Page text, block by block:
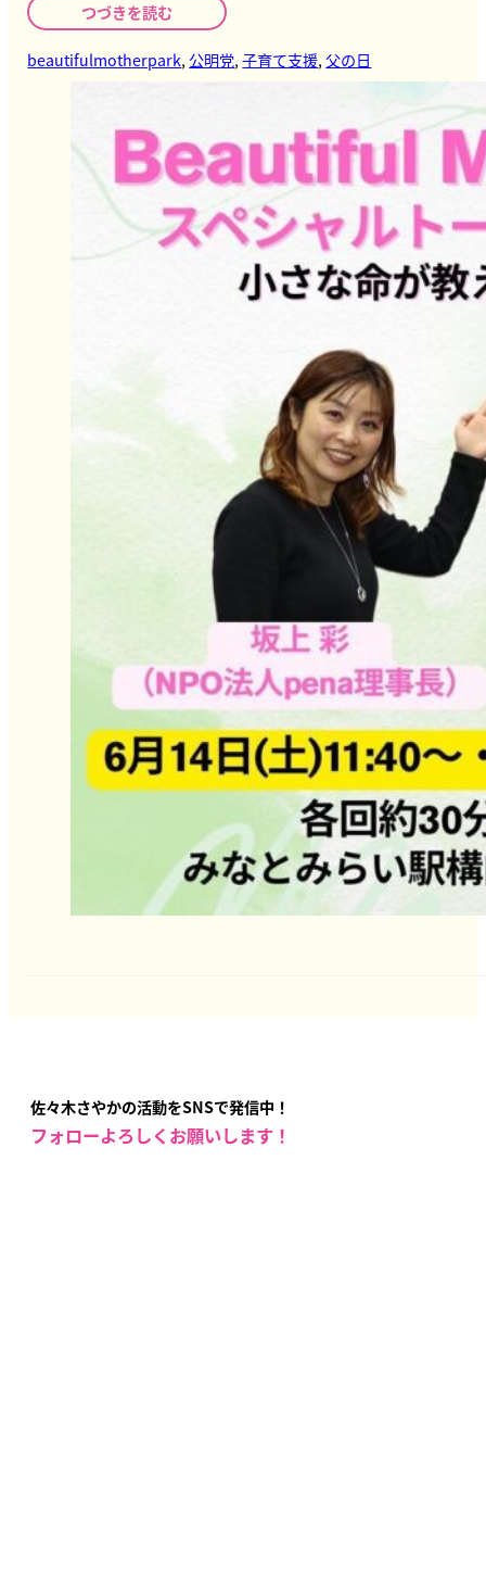
つづきを読む
beautifulmotherpark, 公明党,子育て支援,父の日
佐々木さやかの活動をSNSで発信中！
フォローよろしくお願いします！